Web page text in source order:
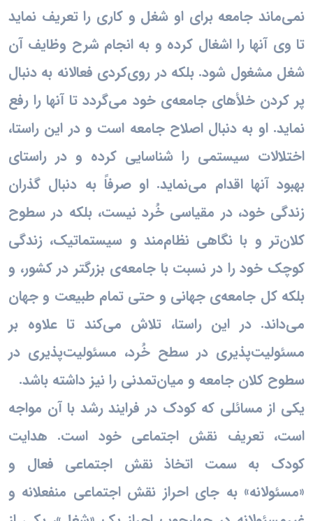
نمی‌ماند جامعه برای او شغل و کاری را تعریف نماید
تا وی آنها را اشغال کرده و به انجام شرح وظایف آن
شغل مشغول شود. بلکه در روی‌کردی فعالانه به دنبال
پر کردن خلأهای جامعه‌ی خود می‌گردد تا آنها را رفع
نماید. او به دنبال اصلاح جامعه است و در این راستا،
اختلالات سیستمی را شناسایی کرده و در راستای
بهبود آنها اقدام می‌نماید. او صرفاً به دنبال گذران
زندگی خود، در مقیاسی خُرد نیست، بلکه در سطوح
کلان‌تر و با نگاهی نظام‌مند و سیستماتیک، زندگی
کوچک خود را در نسبت با جامعه‌ی بزرگتر در کشور، و
بلکه کل جامعه‌ی جهانی و حتی تمام طبیعت و جهان
می‌داند. در این راستا، تلاش می‌کند تا علاوه بر
مسئولیت‌پذیری در سطح خُرد، مسئولیت‌پذیری در
سطوح کلان جامعه و میان‌تمدنی را نیز داشته باشد.
یکی از مسائلی که کودک در فرایند رشد با آن مواجه
است، تعریف نقش اجتماعی خود است. هدایت
کودک به سمت اتخاذ نقش اجتماعی فعال و
«مسئولانه» به جای احراز نقش اجتماعی منفعلانه و